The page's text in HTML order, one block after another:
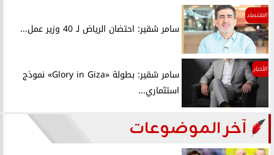
الاقتصاد
سامر شقير: احتضان الرياض لـ 40 وزير عمل...
الأخبار
سامر شقير: بطولة «Glory in Giza» نموذج
استثماري...
آخر الموضوعات